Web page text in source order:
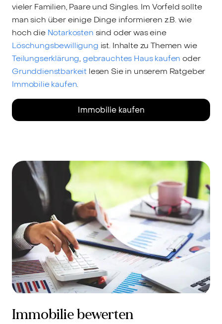
vieler Familien, Paare und Singles. Im Vorfeld sollte
man sich über einige Dinge informieren z.B. wie
hoch die Notarkosten sind oder was eine
Löschungsbewilligung ist. Inhalte zu Themen wie
Teilungserklärung,gebrauchtes Haus kaufen oder
Grunddienstbarkeit lesen Sie in unserem Ratgeber
Immobilie kaufen.
Immobilie kaufen
Immobilie bewerten